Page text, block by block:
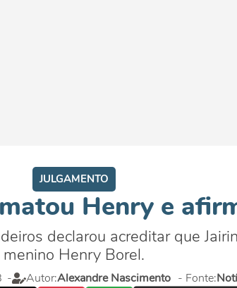
JULGAMENTO
Henry e
declarou acreditar que
menino Henry Borel.
- Autor:Alexandre Nascimento - Fonte: